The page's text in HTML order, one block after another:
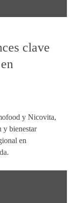
clave
y Nicovita,
y bienestar
en